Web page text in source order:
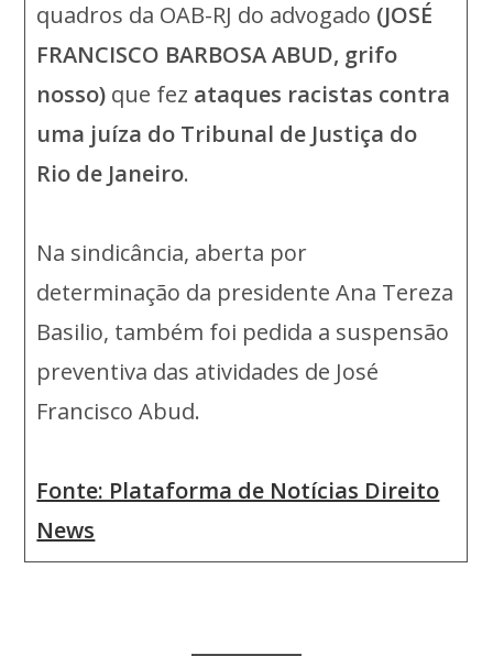
quadros da OAB-RJ do advogado (JOSÉ
FRANCISCO BARBOSA ABUD, grifo
nosso) que fez ataques racistas contra
uma juíza do Tribunal de Justiça do
Rio de Janeiro.
Na sindicância, aberta por
determinação da presidente Ana Tereza
Basilio, também foi pedida a suspensão
preventiva das atividades de José
Francisco Abud.
Fonte: Plataforma de Notícias Direito
News